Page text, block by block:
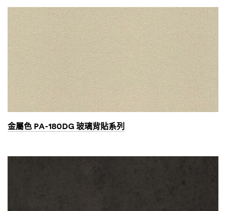
金屬色 PA-180DG 玻璃背貼系列